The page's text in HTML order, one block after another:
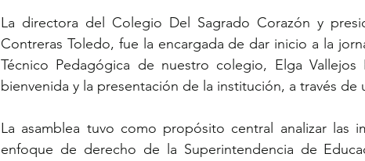
La directora del Colegio Del Sagrado Corazón y
Contreras Toledo, fue la encargada de dar inicio a la
Técnico Pedagógica de nuestro colegio, Elga
bienvenida y la presentación de la institución, a través de
La asamblea tuvo como propósito central analizar las
enfoque de derecho de la Superintendencia de